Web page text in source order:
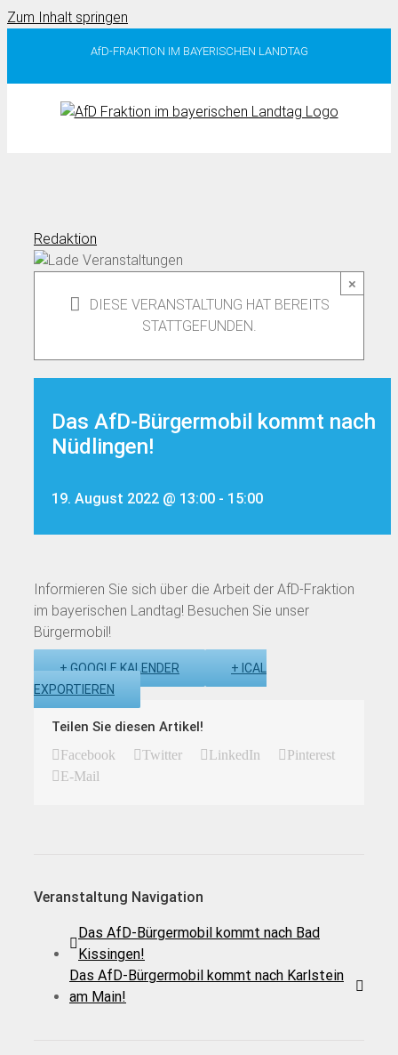
Zum Inhalt springen
AfD-FRAKTION IM BAYERISCHEN LANDTAG
Redaktion
×
DIESE VERANSTALTUNG HAT BEREITS
STATTGEFUNDEN.
Das AfD-Bürgermobil kommt nach
Nüdlingen!
19. August 2022 @ 13:00 - 15:00
Informieren Sie sich über die Arbeit der AfD-Fraktion
im bayerischen Landtag! Besuchen Sie unser
Bürgermobil!
+ GOOGLE KALENDER
+ ICAL
EXPORTIEREN
Teilen Sie diesen Artikel!
Facebook Twitter LinkedIn
Pinterest
E-Mail
Veranstaltung Navigation
Das AfD-Bürgermobil kommt nach Bad
Kissingen!
Das AfD-Bürgermobil kommt nach Karlstein
am Main!